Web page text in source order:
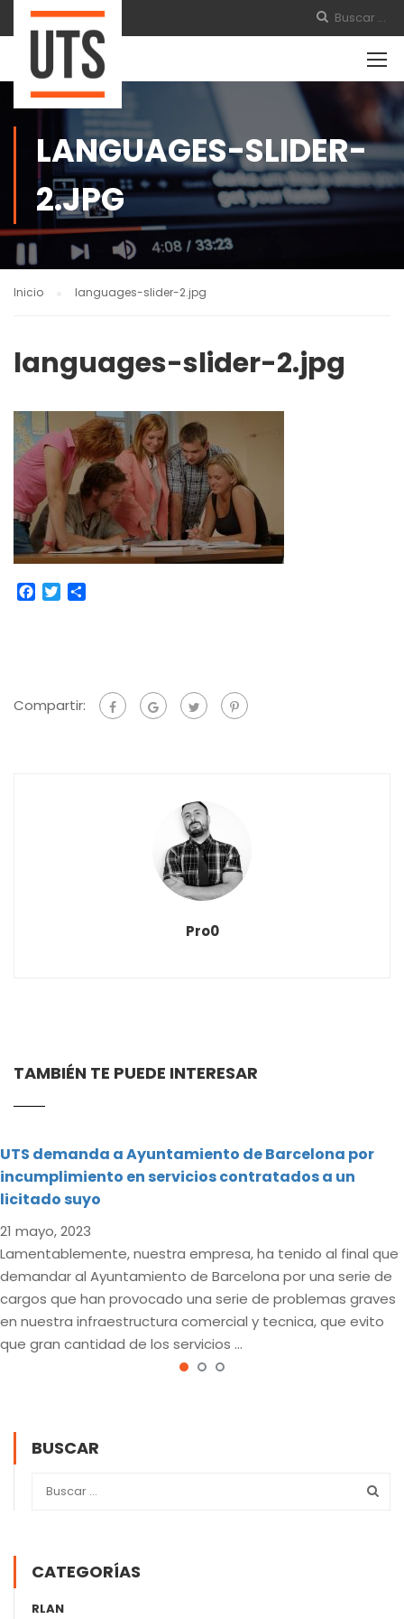
LANGUAGES-SLIDER-
2.JPG
Inicio languages-slider-2.jpg
languages-slider-2.jpg
Facebook
Twitter
Compartir:
Pro0
TAMBIÉN TE PUEDE INTERESAR
UTS demanda a Ayuntamiento de Barcelona por
incumplimiento en servicios contratados a un
licitado suyo
21 mayo, 2023
Lamentablemente, nuestra empresa, ha tenido al final que
demandar al Ayuntamiento de Barcelona por una serie de
cargos que han provocado una serie de problemas graves
en nuestra infraestructura comercial y tecnica, que evito
que gran cantidad de los servicios …
BUSCAR
CATEGORÍAS
RLAN